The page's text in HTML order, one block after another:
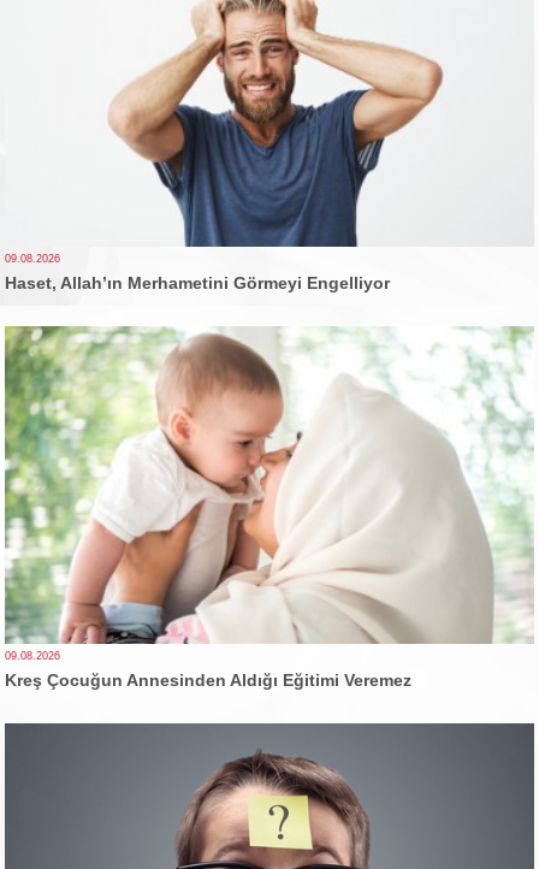
09.08.2026
Haset, Allah’ın Merhametini Görmeyi Engelliyor
09.08.2026
Kreş Çocuğun Annesinden Aldığı Eğitimi Veremez